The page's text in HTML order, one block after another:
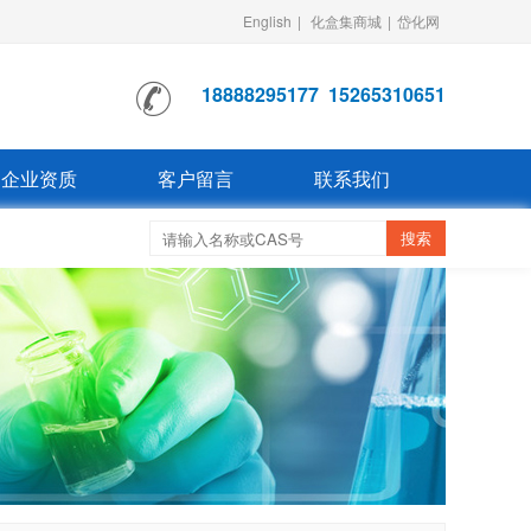
English | 化盒集商城 | 岱化网
18888295177 15265310651
企业资质 客户留言 联系我们